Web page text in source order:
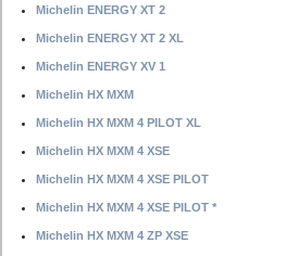
Michelin ENERGY XT 2
Michelin ENERGY XT 2 XL
Michelin ENERGY XV 1
Michelin HX MXM
Michelin HX MXM 4 PILOT XL
Michelin HX MXM 4 XSE
Michelin HX MXM 4 XSE PILOT
Michelin HX MXM 4 XSE PILOT *
Michelin HX MXM 4 ZP XSE